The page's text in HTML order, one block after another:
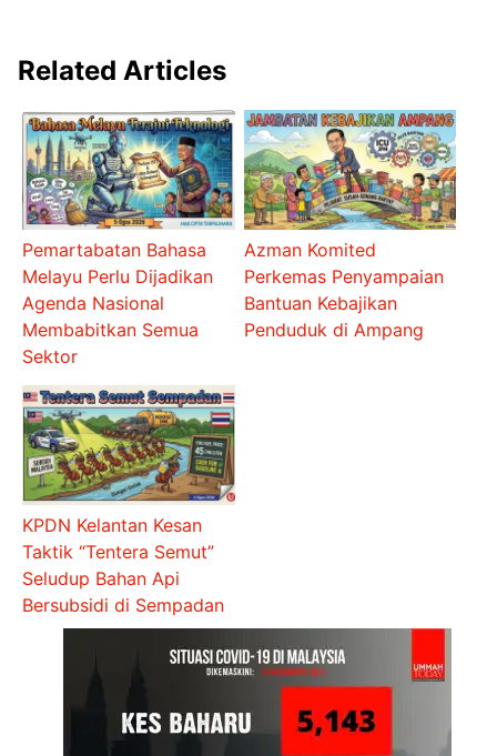
Related Articles
Pemartabatan Bahasa
Melayu Perlu Dijadikan
Agenda Nasional
Membabitkan Semua
Sektor
Azman Komited
Perkemas Penyampaian
Bantuan Kebajikan
Penduduk di Ampang
KPDN Kelantan Kesan
Taktik “Tentera Semut”
Seludup Bahan Api
Bersubsidi di Sempadan